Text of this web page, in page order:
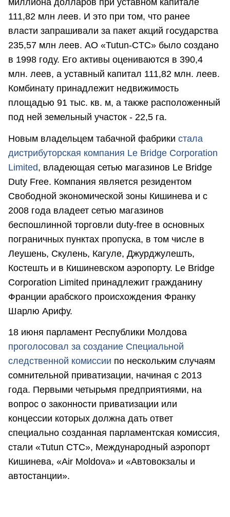
миллиона долларов при уставном капитале
111,82 млн леев. И это при том, что ранее
власти запрашивали за пакет акций государства
235,57 млн леев. АО «Tutun-CTC» было создано
в 1998 году. Его активы оцениваются в 390,4
млн. леев, а уставный капитал 111,82 млн. леев.
Комбинату принадлежит недвижимость
площадью 91 тыс. кв. м, а также расположенный
под ней земельный участок - 22,5 га.
Новым владельцем табачной фабрики стала
дистрибуторская компания Le Bridge Corporation
Limited, владеющая сетью магазинов Le Bridge
Duty Free. Компания является резидентом
Свободной экономической зоны Кишинева и с
2008 года владеет сетью магазинов
беспошлинной торговли duty-free в основных
пограничных пунктах пропуска, в том числе в
Леушень, Скулень, Кагуле, Джурджулешть,
Костешть и в Кишиневском аэропорту. Le Bridge
Corporation Limited принадлежит гражданину
Франции арабского происхождения Франку
Шарлю Арифу.
18 июня парламент Республики Молдова
проголосовал за создание Специальной
следственной комиссии по нескольким случаям
сомнительной приватизации, начиная с 2013
года. Первыми четырьмя предприятиями, на
вопрос о законности приватизации или
концессии которых должна дать ответ
специально созданная парламентская комиссия,
стали «Tutun CTC», Международный аэропорт
Кишинева, «Air Moldova» и «Автовокзалы и
автостанции».